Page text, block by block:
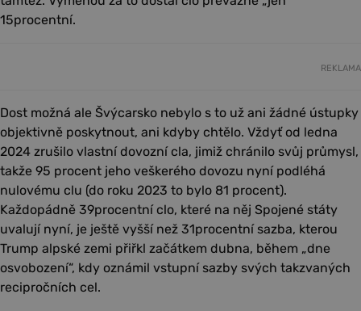
15procentní.
REKLAMA
Dost možná ale Švýcarsko nebylo s to už ani žádné ústupky
objektivně poskytnout, ani kdyby chtělo. Vždyť od ledna
2024 zrušilo vlastní dovozní cla, jimiž chránilo svůj průmysl,
takže 95 procent jeho veškerého dovozu nyní podléhá
nulovému clu (do roku 2023 to bylo 81 procent).
Každopádně 39procentní clo, které na něj Spojené státy
uvalují nyní, je ještě vyšší než 31procentní sazba, kterou
Trump alpské zemi přiřkl začátkem dubna, během „dne
osvobození“, kdy oznámil vstupní sazby svých takzvaných
recipročních cel.